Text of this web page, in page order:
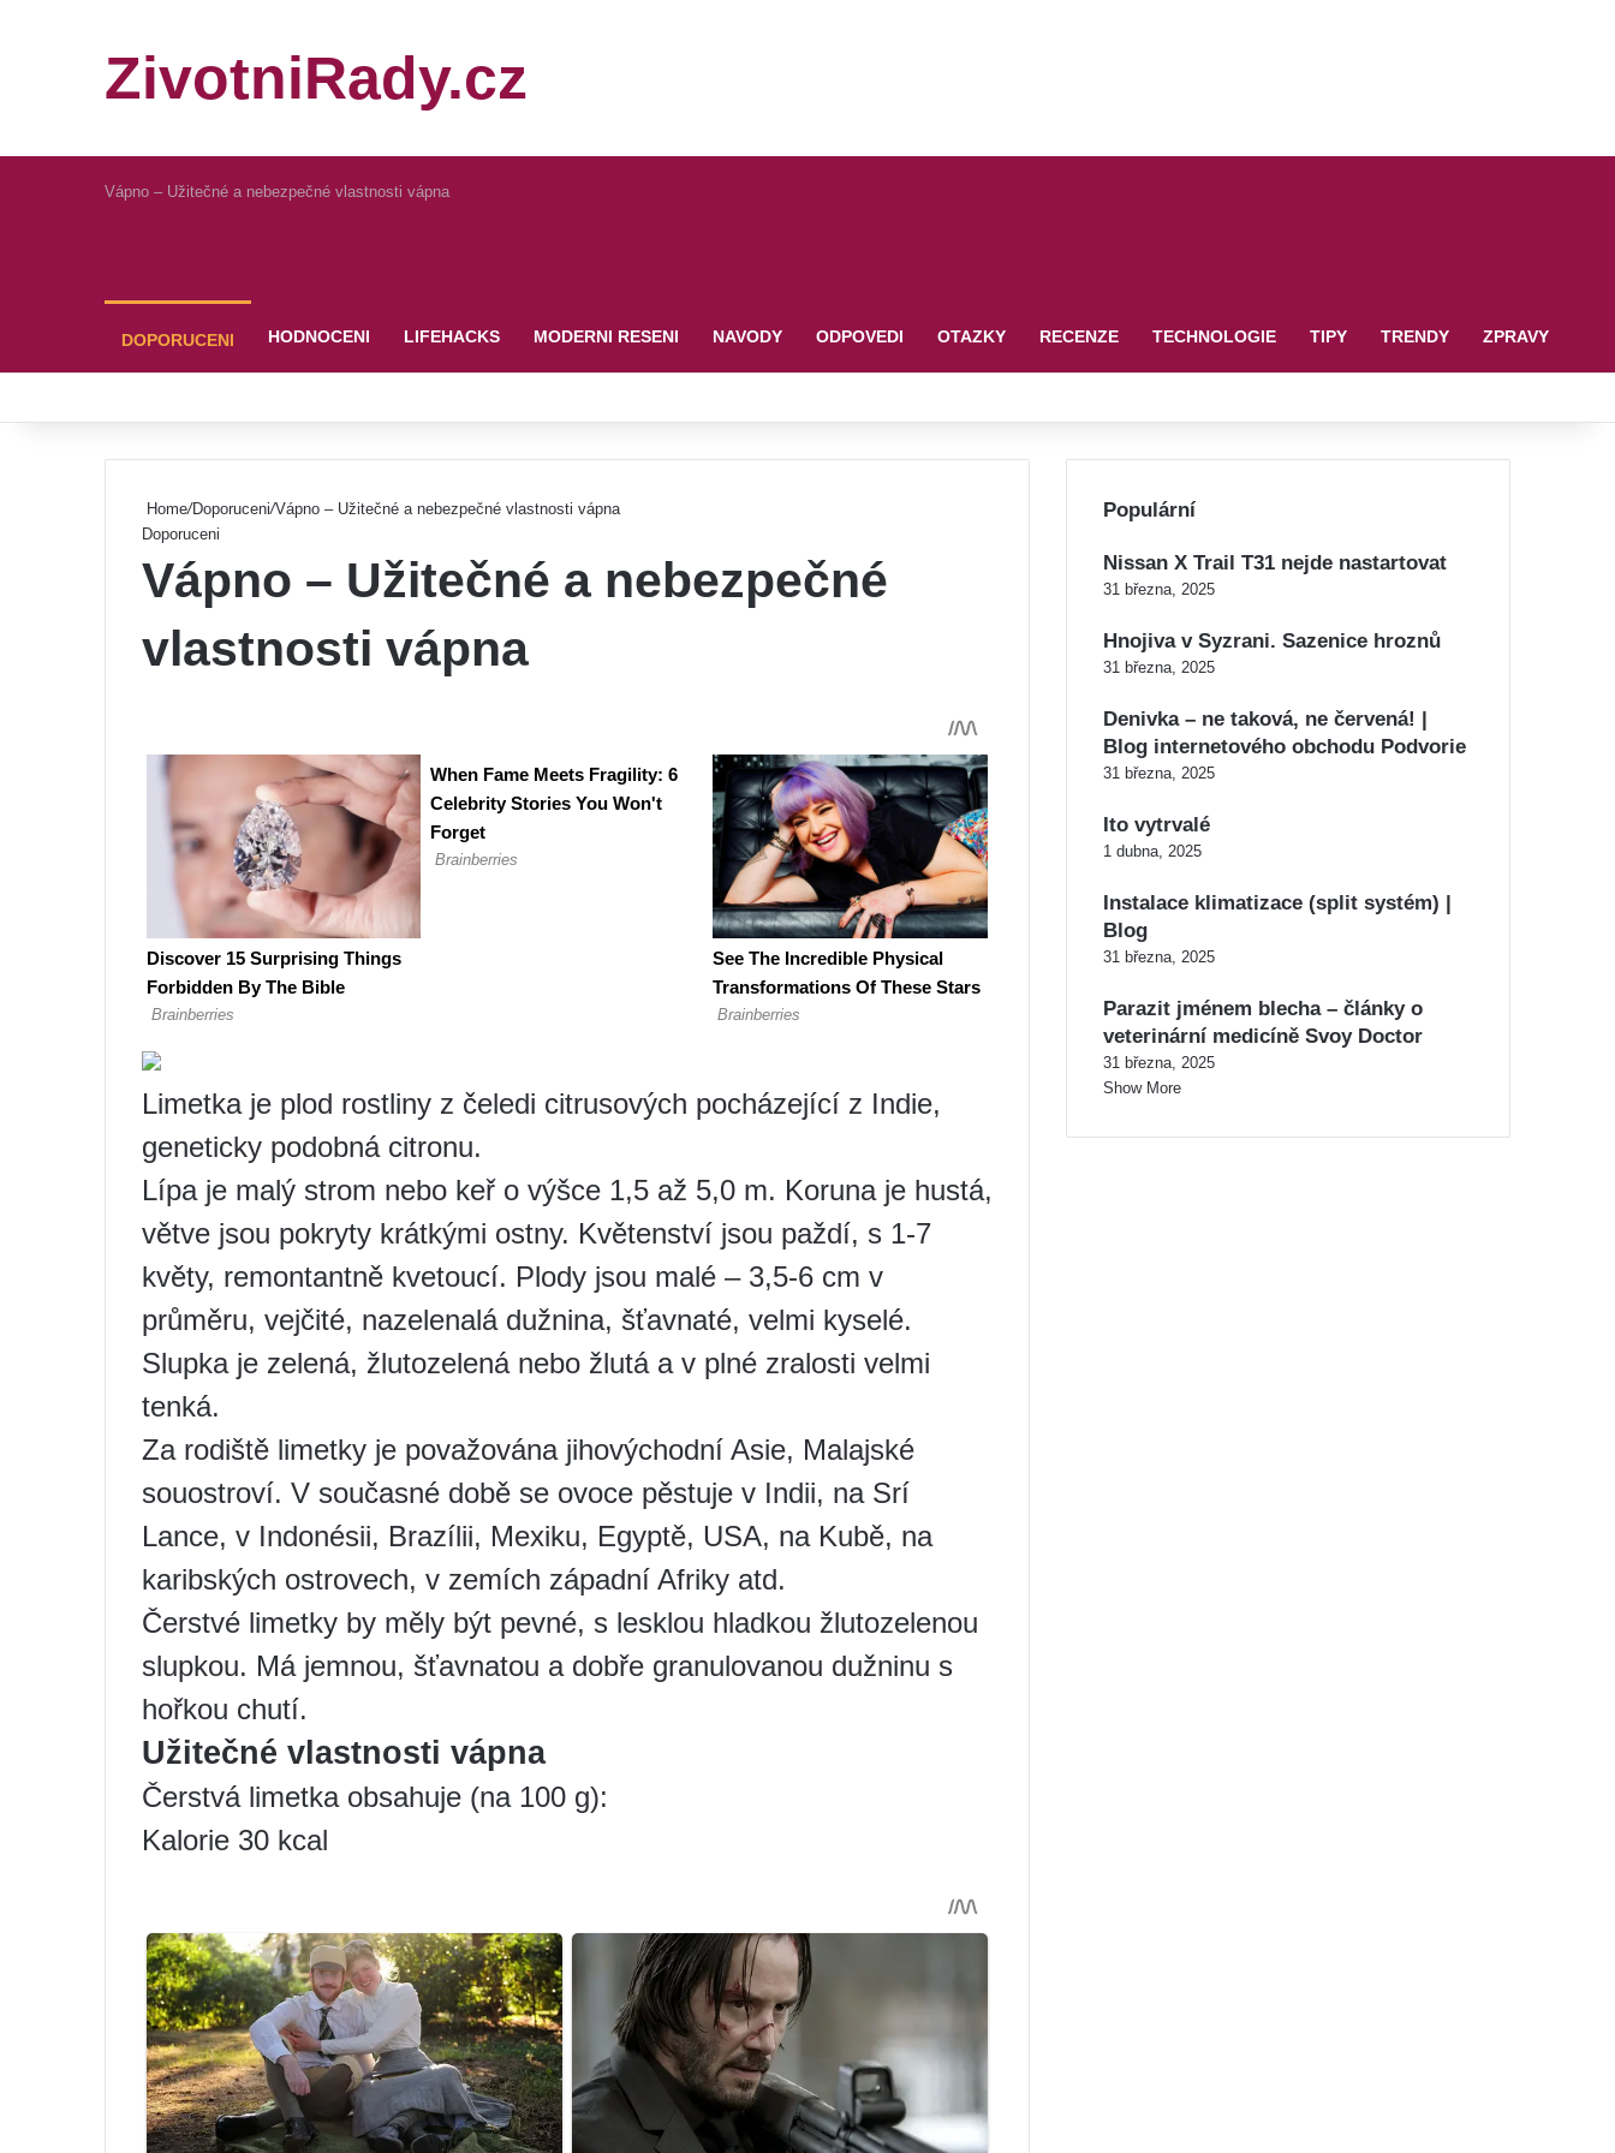
ZivotniRady.cz
Vápno – Užitečné a nebezpečné vlastnosti vápna
DOPORUCENI HODNOCENI LIFEHACKS MODERNI RESENI NAVODY ODPOVEDI OTAZKY RECENZE TECHNOLOGIE TIPY TRENDY ZPRAVY
Home/Doporuceni/Vápno – Užitečné a nebezpečné vlastnosti vápna
Doporuceni
Vápno – Užitečné a nebezpečné
vlastnosti vápna
Limetka je plod rostliny z čeledi citrusových pocházející z Indie,
geneticky podobná citronu.
Lípa je malý strom nebo keř o výšce 1,5 až 5,0 m. Koruna je hustá,
větve jsou pokryty krátkými ostny. Květenství jsou paždí, s 1-7
květy, remontantně kvetoucí. Plody jsou malé – 3,5-6 cm v
průměru, vejčité, nazelenalá dužnina, šťavnaté, velmi kyselé.
Slupka je zelená, žlutozelená nebo žlutá a v plné zralosti velmi
tenká.
Za rodiště limetky je považována jihovýchodní Asie, Malajské
souostroví. V současné době se ovoce pěstuje v Indii, na Srí
Lance, v Indonésii, Brazílii, Mexiku, Egyptě, USA, na Kubě, na
karibských ostrovech, v zemích západní Afriky atd.
Čerstvé limetky by měly být pevné, s lesklou hladkou žlutozelenou
slupkou. Má jemnou, šťavnatou a dobře granulovanou dužninu s
hořkou chutí.
Užitečné vlastnosti vápna
Čerstvá limetka obsahuje (na 100 g):
Kalorie 30 kcal
Populární
Nissan X Trail T31 nejde nastartovat
31 března, 2025
Hnojiva v Syzrani. Sazenice hroznů
31 března, 2025
Denivka – ne taková, ne červená! |
Blog internetového obchodu Podvorie
31 března, 2025
Ito vytrvalé
1 dubna, 2025
Instalace klimatizace (split systém) |
Blog
31 března, 2025
Parazit jménem blecha – články o
veterinární medicíně Svoy Doctor
31 března, 2025
Show More